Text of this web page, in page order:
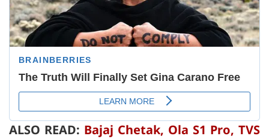
ALSO READ: Bajaj Chetak, Ola S1 Pro, TVS